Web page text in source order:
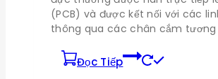
(PCB) và được kết nối với các
thông qua các chân cắm tương
Đọc Tiếp